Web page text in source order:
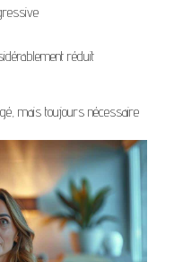
réduit
mais toujours nécessaire